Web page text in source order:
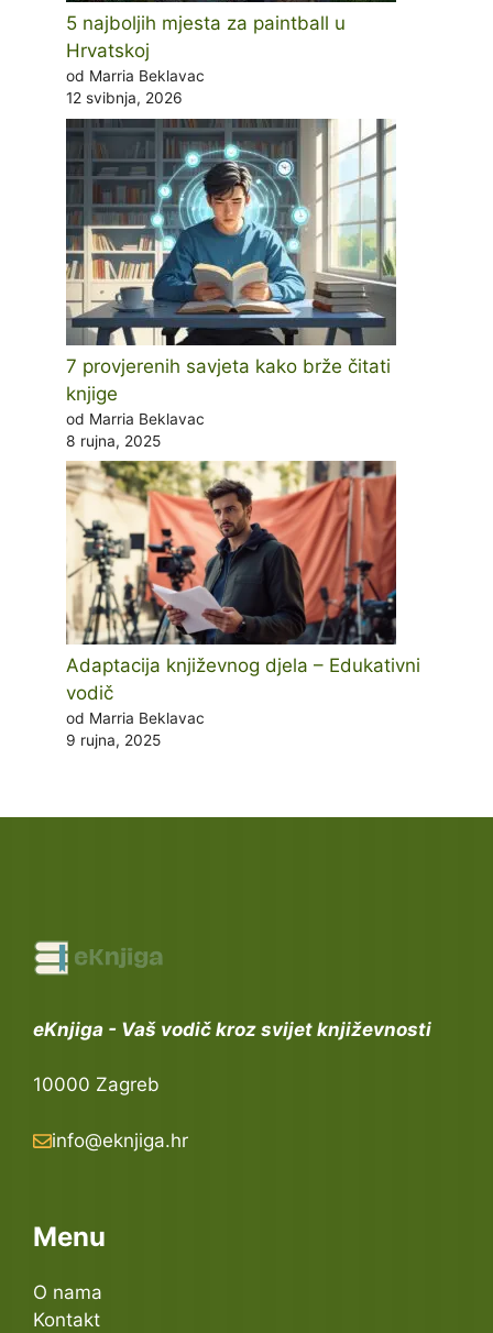
5 najboljih mjesta za paintball u
Hrvatskoj
od Marria Beklavac
12 svibnja, 2026
7 provjerenih savjeta kako brže čitati
knjige
od Marria Beklavac
8 rujna, 2025
Adaptacija književnog djela – Edukativni
vodič
od Marria Beklavac
9 rujna, 2025
eKnjiga - Vaš vodič kroz svijet književnosti
10000 Zagreb
info@eknjiga.hr
Menu
O nama
Kontakt